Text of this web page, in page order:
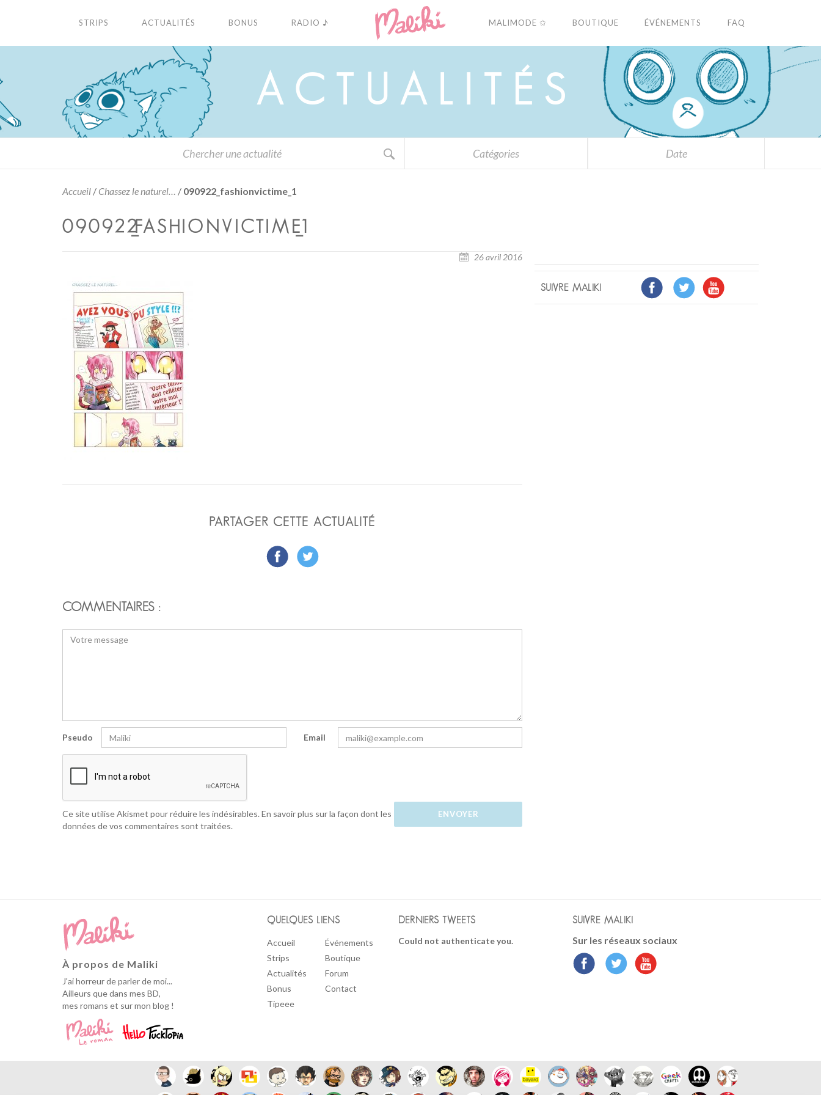
STRIPS ACTUALITÉS BONUS RADIO ♪ MALIMODE ✩ BOUTIQUE ÉVÉNEMENTS FAQ
A C U A L É S
Catégories Date
Accueil / Chassez le naturel… / 090922_fashionvictime_1
090922_FASHIONVICTIME_1
26 avril 2016
PARTAGER CETTE ACTUALITÉ
COMMENTAIRES :
Pseudo Email
Ce site utilise Akismet pour réduire les indésirables.En savoir plus sur la façon dont les
données de vos commentaires sont traitées.
SUIVRE MALIKI
À propos de Maliki
J'ai horreur de parler de moi...
Ailleurs que dans mes BD,
mes romans et sur mon blog !
QUELQUES LIENS
Accueil
Strips
Actualités
Bonus
Tipeee
Événements
Boutique
Forum
Contact
DERNIERS TWEETS
Could not authenticate you.
SUIVRE MALIKI
Sur les réseaux sociaux